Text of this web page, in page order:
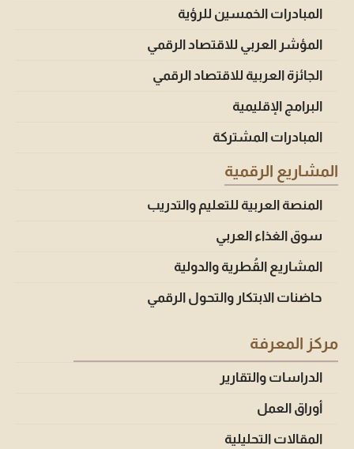
المبادرات الخمسين للرؤية
المؤشر العربي للاقتصاد الرقمي
الجائزة العربية للاقتصاد الرقمي
البرامج الإقليمية
المبادرات المشتركة
المشاريع الرقمية
المنصة العربية للتعليم والتدريب
سوق الغذاء العربي
المشاريع القُطرية والدولية
حاضنات الابتكار والتحول الرقمي
مركز المعرفة
الدراسات والتقارير
أوراق العمل
المقالات التحليلية